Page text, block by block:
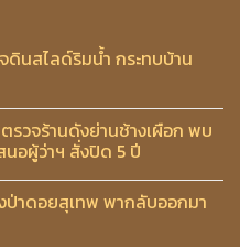
ดินสไลด์ริมน้ำ กระทบบ้าน
รวจร้านดังย่านช้างเผือก พบ
นอผู้ว่าฯ สั่งปิด 5 ปี
ป่าดอยสุเทพ พากลับออกมา